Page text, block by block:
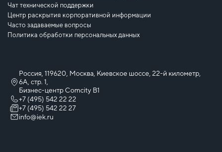
Чат технической поддержки
Центр раскрытия корпоративной информации
Часто задаваемые вопросы
Политика обработки персональных данных
Россия, 119620, Москва, Киевское шоссе, 22-й километр,
6А, стр. 1,
Бизнес-центр Comcity B1
+7 (495) 542 22 22
+7 (495) 542 22 27
info@iek.ru